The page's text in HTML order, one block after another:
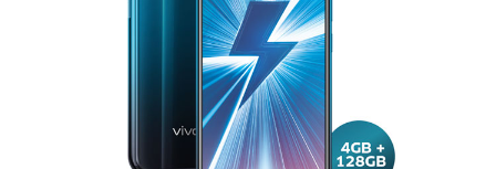
Indonesia | Pilih negara/wilayah